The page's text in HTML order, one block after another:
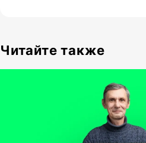
Читайте также